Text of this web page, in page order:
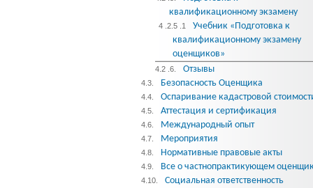
квалификационному экзамену
4 .2.5 .1
Учебник «Подготовка к
квалификационному экзамену
оценщиков»
4.2 .6. Отзывы
4.3. Безопасность Оценщика
4.4. Оспаривание кадастровой
4.5. Аттестация и сертификация
4.6. Международный опыт
4.7. Мероприятия
4.8. Нормативные правовые акты
4.9. Все о частнопрактикующем
4.10. Социальная ответственность